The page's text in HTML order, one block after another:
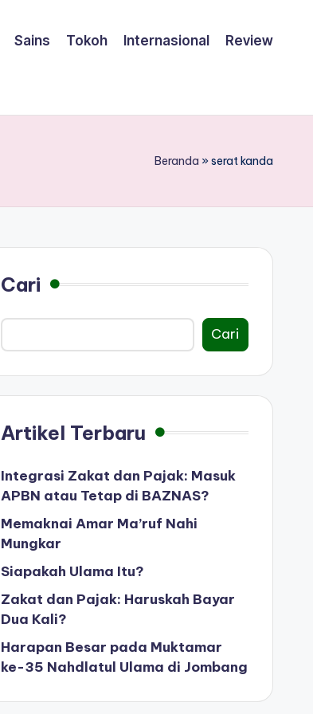
Sains Tokoh Internasional Review
Beranda »serat kanda
Cari
Cari
Artikel Terbaru
Integrasi Zakat dan Pajak: Masuk
APBN atau Tetap di BAZNAS?
Memaknai Amar Ma’ruf Nahi
Mungkar
Siapakah Ulama Itu?
Zakat dan Pajak: Haruskah Bayar
Dua Kali?
Harapan Besar pada Muktamar
ke-35 Nahdlatul Ulama di Jombang